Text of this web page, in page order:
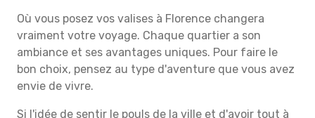
Où vous posez vos valises à Florence changera
vraiment votre voyage. Chaque quartier a son
ambiance et ses avantages uniques. Pour faire le
bon choix, pensez au type d'aventure que vous avez
envie de vivre.
Si l'idée de sentir le pouls de la ville et d'avoir tout à